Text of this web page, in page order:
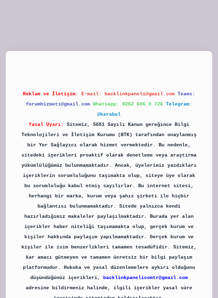
Reklam ve İletişim: E-mail: backlinkpaneli@gmail.com Teams:
forumhizmeti@gmail.com Whatsapp: 0262 606 0 726 Telegram:
@karabul
Yasal Uyarı:
Sitemiz, 5651 Sayılı Kanun gereğince Bilgi
Teknolojileri ve İletişim Kurumu (BTK) tarafından onaylanmış
bir Yer Sağlayıcı olarak hizmet vermektedir. Bu nedenle,
sitedeki içerikleri proaktif olarak denetleme veya araştırma
yükümlülüğümüz bulunmamaktadır. Ancak, üyelerimiz yazdıkları
içeriklerin sorumluluğunu taşımakta olup, siteye üye olarak
bu sorumluluğu kabul etmiş sayılırlar. Bu internet sitesi,
herhangi bir marka, kurum veya şahıs şirketi ile hiçbir
bağlantısı bulunmamaktadır. Sitede yalnızca kendi
hazırladığımız makaleler paylaşılmaktadır. Burada yer alan
içerikler haber niteliği taşımamakta olup, gerçek kurum ve
kişiler hakkında paylaşım yapılmamaktadır. Gerçek kurum ve
kişiler ile isim benzerlikleri tamamen tesadüfidir. Sitemiz,
kar amacı gütmeyen ve tamamen ücretsiz bir bilgi paylaşım
platformudur. Hukuka ve yasal düzenlemelere aykırı olduğunu
düşündüğünüz içerikleri,
backlinkpanelicomtr@gmail.com
adresine bildirmeniz halinde, ilgili içerikler yasal süre